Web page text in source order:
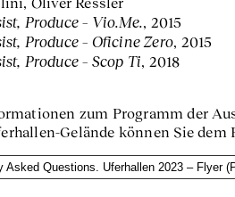
Produce – Vio.Me., 2015
Produce – Oficine Zero, 2015
Produce – Scop Ti, 2018
zum Programm der
Gelände können Sie
Questions. Uferhallen 2023 – Flyer